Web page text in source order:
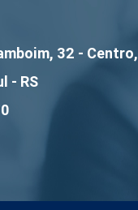
32 - Centro,
- RS